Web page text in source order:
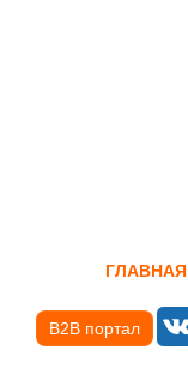
ГЛАВНАЯ
B2B портал